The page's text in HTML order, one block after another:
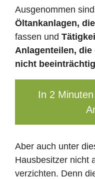
Ausgenommen sind
Öltankanlagen,
fassen und
Anlagenteilen,
nicht
In 2
Aber auch unter
Hausbesitzer nicht
verzichten. Denn